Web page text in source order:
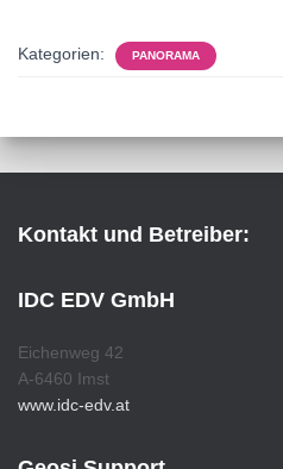
Kategorien: PANORAMA
Kontakt und Betreiber:
IDC EDV GmbH
Eichenweg 42
A-6460 Imst
www.idc-edv.at